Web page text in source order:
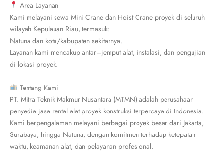
Area Layanan
Kami melayani sewa Mini Crane dan Hoist Crane proyek di seluruh
wilayah Kepulauan Riau, termasuk:
Natuna dan kota/kabupaten sekitarnya.
Layanan kami mencakup antar–jemput alat, instalasi, dan pengujian
di lokasi proyek.
Tentang Kami
PT. Mitra Teknik Makmur Nusantara (MTMN) adalah perusahaan
penyedia jasa rental alat proyek konstruksi terpercaya di Indonesia.
Kami berpengalaman melayani berbagai proyek besar dari Jakarta,
Surabaya, hingga Natuna, dengan komitmen terhadap ketepatan
waktu, keamanan alat, dan pelayanan profesional.